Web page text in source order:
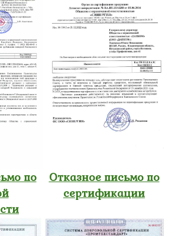
по
Отказное письмо по
сертификации